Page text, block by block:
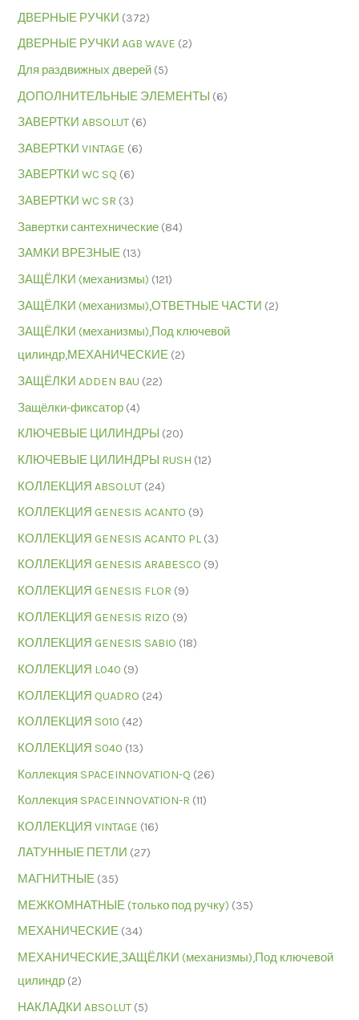
ДВЕРНЫЕ РУЧКИ (372)
ДВЕРНЫЕ РУЧКИ AGB WAVE (2)
Для раздвижных дверей (5)
ДОПОЛНИТЕЛЬНЫЕ ЭЛЕМЕНТЫ (6)
ЗАВЕРТКИ ABSOLUT (6)
ЗАВЕРТКИ VINTAGE (6)
ЗАВЕРТКИ WC SQ (6)
ЗАВЕРТКИ WC SR (3)
Завертки сантехнические (84)
ЗАМКИ ВРЕЗНЫЕ (13)
ЗАЩЁЛКИ (механизмы) (121)
ЗАЩЁЛКИ (механизмы),ОТВЕТНЫЕ ЧАСТИ (2)
ЗАЩЁЛКИ (механизмы),Под ключевой
цилиндр,МЕХАНИЧЕСКИЕ (2)
ЗАЩЁЛКИ ADDEN BAU (22)
Защёлки-фиксатор (4)
КЛЮЧЕВЫЕ ЦИЛИНДРЫ (20)
КЛЮЧЕВЫЕ ЦИЛИНДРЫ RUSH (12)
КОЛЛЕКЦИЯ ABSOLUT (24)
КОЛЛЕКЦИЯ GENESIS ACANTO (9)
КОЛЛЕКЦИЯ GENESIS ACANTO PL (3)
КОЛЛЕКЦИЯ GENESIS ARABESCO (9)
КОЛЛЕКЦИЯ GENESIS FLOR (9)
КОЛЛЕКЦИЯ GENESIS RIZO (9)
КОЛЛЕКЦИЯ GENESIS SABIO (18)
КОЛЛЕКЦИЯ L040 (9)
КОЛЛЕКЦИЯ QUADRO (24)
КОЛЛЕКЦИЯ S010 (42)
КОЛЛЕКЦИЯ S040 (13)
Коллекция SPACEINNOVATION-Q (26)
Коллекция SPACEINNOVATION-R (11)
КОЛЛЕКЦИЯ VINTAGE (16)
ЛАТУННЫЕ ПЕТЛИ (27)
МАГНИТНЫЕ (35)
МЕЖКОМНАТНЫЕ (только под ручку) (35)
МЕХАНИЧЕСКИЕ (34)
МЕХАНИЧЕСКИЕ,ЗАЩЁЛКИ (механизмы),Под ключевой
цилиндр (2)
НАКЛАДКИ ABSOLUT (5)